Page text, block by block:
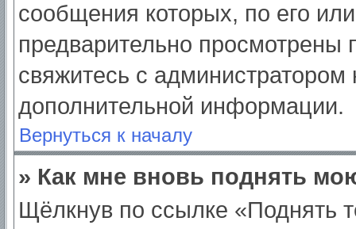
сообщения которых, по его
предварительно просмотрены
свяжитесь с
дополнительной информации.
Вернуться к началу
» Как мне вновь поднять
Щёлкнув по ссылке «Поднять